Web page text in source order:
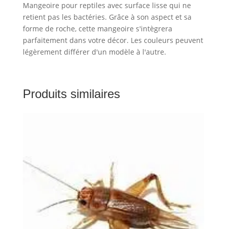
Mangeoire pour reptiles avec surface lisse qui ne
retient pas les bactéries. Grâce à son aspect et sa
forme de roche, cette mangeoire s'intègrera
parfaitement dans votre décor. Les couleurs peuvent
légèrement différer d'un modèle à l'autre.
Produits similaires